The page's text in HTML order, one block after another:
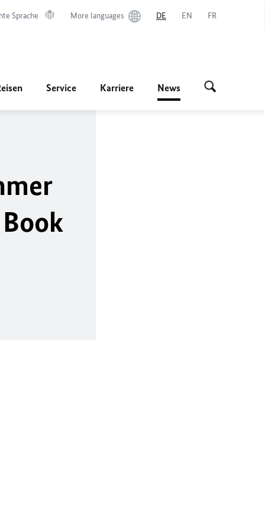
Sprache More languages DE EN FR
Service Karriere News